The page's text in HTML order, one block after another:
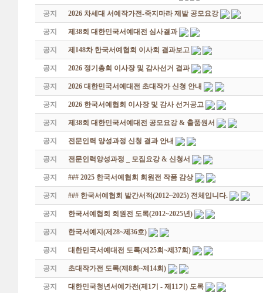
공지 2026 차세대 서예작가전-죽지마라 제발 공모요강
공지 제38회 대한민국서예대전 심사결과
공지 제148차 한국서예협회 이사회 결과보고
공지 2026 정기총회 이사장 및 감사선거 결과
공지 2026 대한민국서예대전 초대작가 신청 안내
공지 2026 한국서예협회 이사장 및 감사 선거공고
공지 제38회 대한민국서예대전 공모요강 & 출품원서
공지 전문인력 양성과정 신청 결과 안내
공지 전문인력양성과정 _ 모집요강 & 신청서
공지 ### 2025 한국서예협회 회원전 작품 감상
공지 ### 한국서예협회 발간서적(2012~2025) 전체입니다.
공지 한국서예협회 회원전 도록(2012~2025년)
공지 한국서예지(제28~제36호)
공지 대한민국서예대전 도록(제25회~제37회)
공지 초대작가전 도록(제8회~제14회)
공지 대한민국청년서예가전(제1기 - 제11기) 도록